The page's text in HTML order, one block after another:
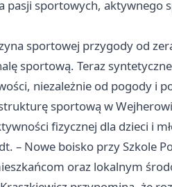
pasji sportowych, aktywnego
sportowej przygody od
sportową. Teraz
niezależnie od pogody i
sportową w
fizycznej dla dzieci i
– Nowe boisko przy Szkole
oraz lokalnym